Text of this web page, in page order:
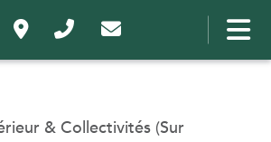
& Collectivités (Sur